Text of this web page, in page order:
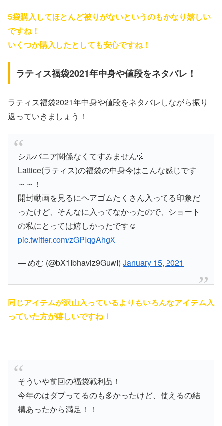
5袋購入してほとんど被りがないというのもかなり嬉しい
ですね！
いくつか購入したとしても安心ですね！
ラティス福袋2021年中身や値段をネタバレ！
ラティス福袋2021年中身や値段をネタバレしながら振り
返っていきましょう！
シルバニア関係なくてすみません💦
Lattice(ラティス)の福袋の中身今はこんな感じです
～～！
開封動画を見るにヘアゴムたくさん入ってる印象だ
ったけど、そんなに入ってなかったので、ショート
の私にとっては嬉しかったです☺️
pic.twitter.com/zGPIqgAhgX
— めむ (@bX1Ibhavlz9GuwI)January 15, 2021
同じアイテムが沢山入っているよりもいろんなアイテム入
っていた方が嬉しいですね！
そういや前回の福袋戦利品！
今年のはダブってるのも多かったけど、使えるの結
構あったから満足！！